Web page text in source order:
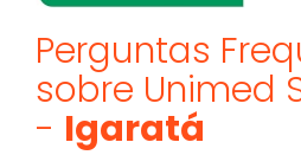
Perguntas
sobre Unimed
- Igaratá